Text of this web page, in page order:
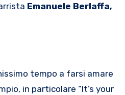
Emanuele Berlaffa,
tempo a farsi amare
in particolare “It’s your